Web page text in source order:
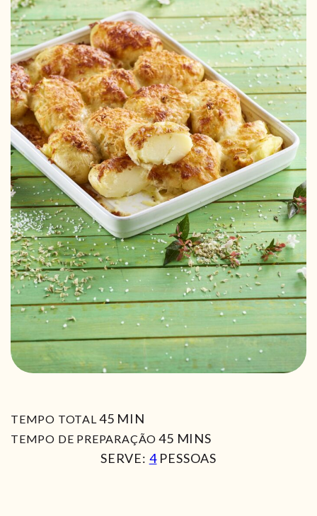
TEMPO TOTAL 45MIN
MIN
TEMPO DE PREPARAÇÃO 45MIN
MINS
SERVE: 4 PESSOAS